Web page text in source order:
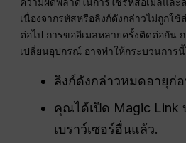
เนื่องจากรหัสหรือลิงก์ดังกล่าวไม่ถูกใ
ต่อไป การขออีเมลหลายครั้งติดต่อกัน ก
เปลี่ยนอุปกรณ์ อาจทำให้กระบวนการนี้
ลิงก์ดังกล่าวหมดอายุก่
คุณได้เปิด Magic Link
เบราว์เซอร์อื่นแล้ว.